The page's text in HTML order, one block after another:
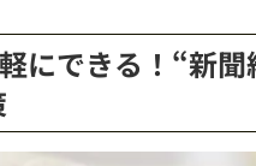
にできる！“新聞